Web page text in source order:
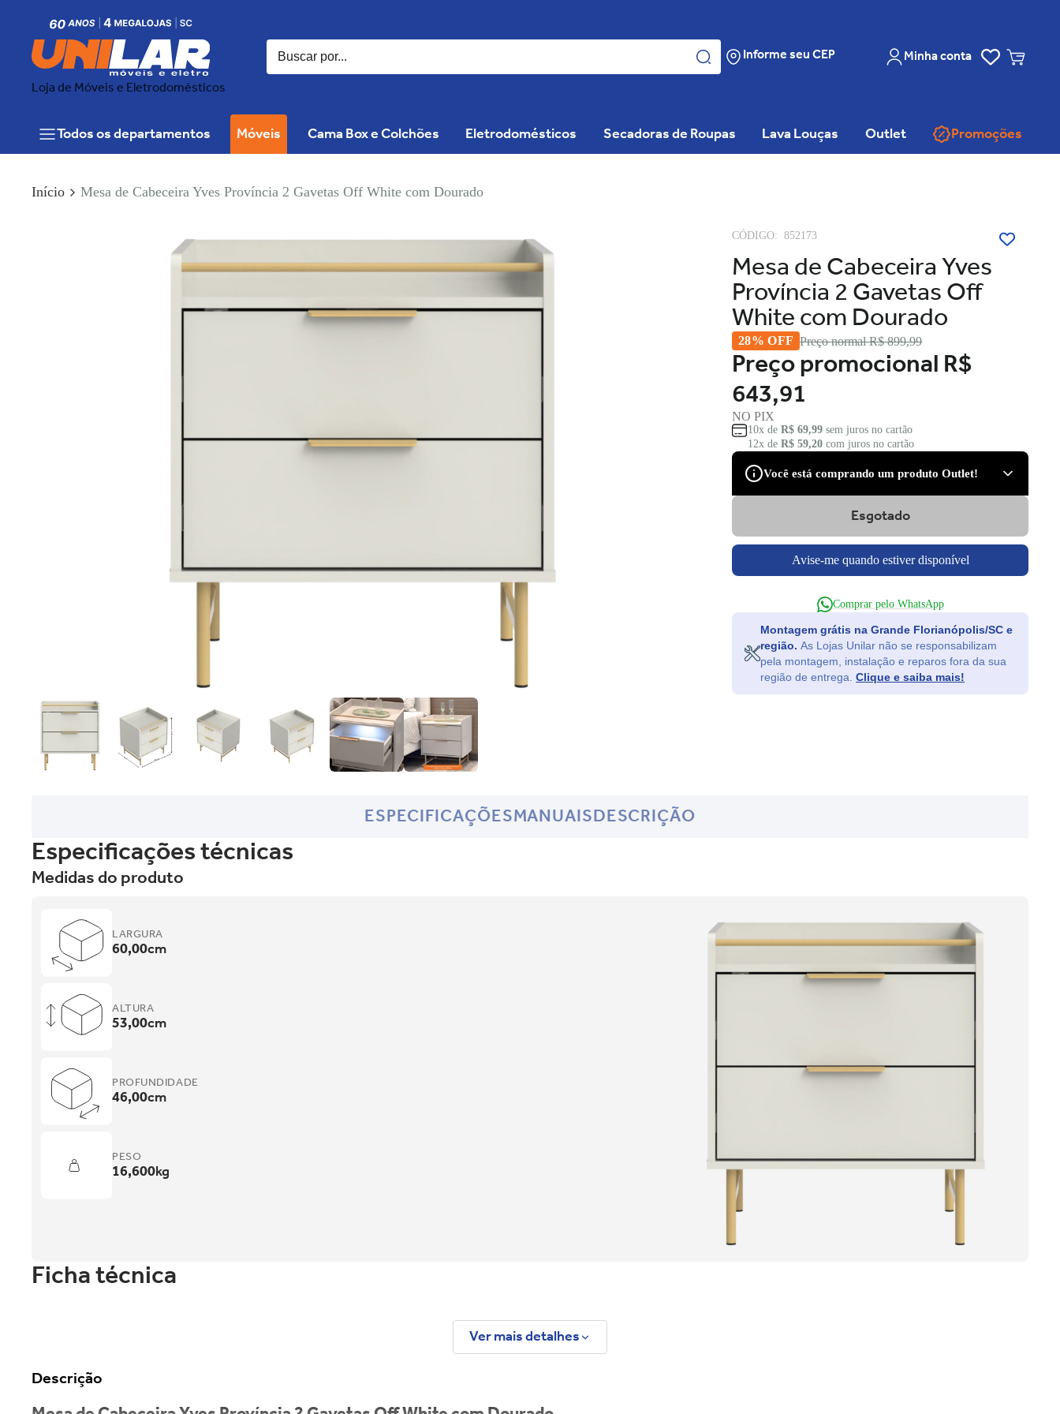
Loja de Móveis e Eletrodomésticos
Informe seu CEP Minha conta
Todos os departamentos Móveis Cama Box e Colchões Eletrodomésticos Secadoras de Roupas Lava Louças Outlet Promoções
Início Mesa de Cabeceira Yves Província 2 Gavetas Off White com Dourado
CÓDIGO: 852173
Mesa de Cabeceira Yves
Província 2 Gavetas Off
White com Dourado
28% OFF Preço normalR$ 899,99
Preço promocionalR$
643,91
NO PIX
10x de R$ 69,99 sem juros no cartão
12x de R$ 59,20 com juros no cartão
Você está comprando um produto Outlet!
São produtos com desconto de várias marcas, que podem
serem apenas ponta de estoque, não tendo nenhum dano.
Você tem direito à garantia?
Claro! Você terá a garantia legal e de fábrica para defeitos
de fabricação.
Ficou com dúvida e não quer perder a oportunidade?
Esgotado
Avise-me quando estiver disponível
Comprar pelo WhatsApp
Montagem grátis na Grande Florianópolis/SC e
região.
pela montagem, instalação e reparos fora da sua
região de entrega. Clique e saiba mais!
ESPECIFICAÇÕESMANUAISDESCRIÇÃO
Especificações técnicas
Medidas do produto
LARGURA
60,00cm
ALTURA
53,00cm
PROFUNDIDADE
46,00cm
PESO
16,600kg
Ficha técnica
Ver mais detalhes
Descrição